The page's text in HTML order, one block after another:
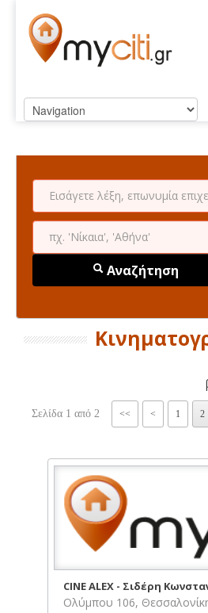
Αναζήτηση
Σελίδα 1 από 2 << < 1 2
CINE ALEX - Σιδέρη
Ολύμπου 106,